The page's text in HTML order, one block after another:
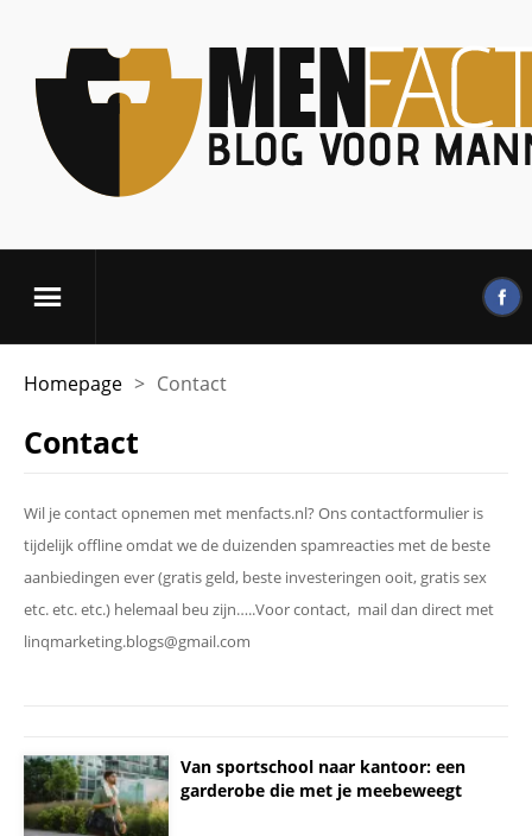
Homepage > Contact
Contact
Wil je contact opnemen met menfacts.nl? Ons contactformulier is
tijdelijk offline omdat we de duizenden spamreacties met de beste
aanbiedingen ever (gratis geld, beste investeringen ooit, gratis sex
etc. etc. etc.) helemaal beu zijn…..Voor contact, mail dan direct met
linqmarketing.blogs@gmail.com
Van sportschool naar kantoor: een
garderobe die met je meebeweegt